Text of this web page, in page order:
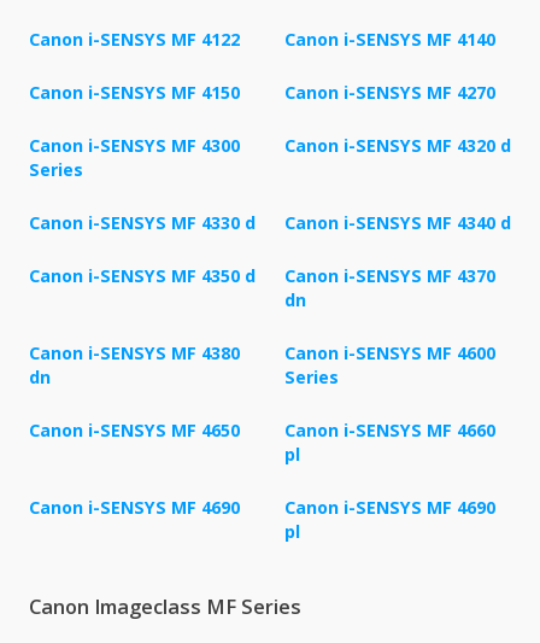
Canon i-SENSYS MF 4122 Canon i-SENSYS MF 4140
Canon i-SENSYS MF 4150 Canon i-SENSYS MF 4270
Canon i-SENSYS MF 4300
Series
Canon i-SENSYS MF 4320 d
Canon i-SENSYS MF 4330 d Canon i-SENSYS MF 4340 d
Canon i-SENSYS MF 4350 d
Canon i-SENSYS MF 4370
dn
Canon i-SENSYS MF 4380
dn
Canon i-SENSYS MF 4600
Series
Canon i-SENSYS MF 4650
Canon i-SENSYS MF 4660
pl
Canon i-SENSYS MF 4690
Canon i-SENSYS MF 4690
pl
Canon Imageclass MF Series